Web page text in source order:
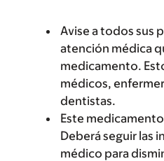
Avise a todos sus
atención médica
medicamento.
médicos,
dentistas.
Este
Deberá seguir las
médico para